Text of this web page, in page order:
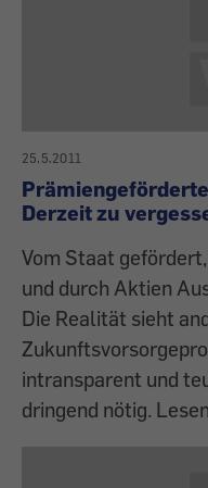
25.5.2011
Derzeit zu
Vom Staat
und durch Aktien
Die Realität sieht
intransparent und
dringend nötig.